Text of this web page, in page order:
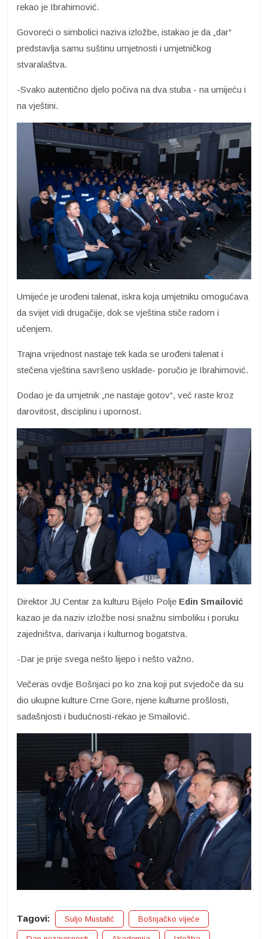
rekao je Ibrahimović.
Govoreći o simbolici naziva izložbe, istakao je da „dar“
predstavlja samu suštinu umjetnosti i umjetničkog
stvaralaštva.
-Svako autentično djelo počiva na dva stuba - na umijeću i
na vještini.
Umijeće je urođeni talenat, iskra koja umjetniku omogućava
da svijet vidi drugačije, dok se vještina stiče radom i
učenjem.
Trajna vrijednost nastaje tek kada se urođeni talenat i
stečena vještina savršeno usklade- poručio je Ibrahimović.
Dodao je da umjetnik „ne nastaje gotov“, već raste kroz
darovitost, disciplinu i upornost.
Direktor JU Centar za kulturu Bijelo Polje Edin Smailović
kazao je da naziv izložbe nosi snažnu simboliku i poruku
zajedništva, darivanja i kulturnog bogatstva.
-Dar je prije svega nešto lijepo i nešto važno.
Večeras ovdje Bošnjaci po ko zna koji put svjedoče da su
dio ukupne kulture Crne Gore, njene kulturne prošlosti,
sadašnjosti i budućnosti-rekao je Smailović.
Tagovi: Suljo Mustafić Bošnjačko vijeće